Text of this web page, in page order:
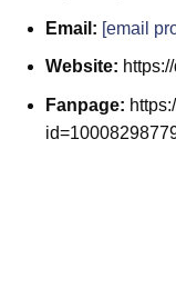
Email: [email
Website:
Fanpage: